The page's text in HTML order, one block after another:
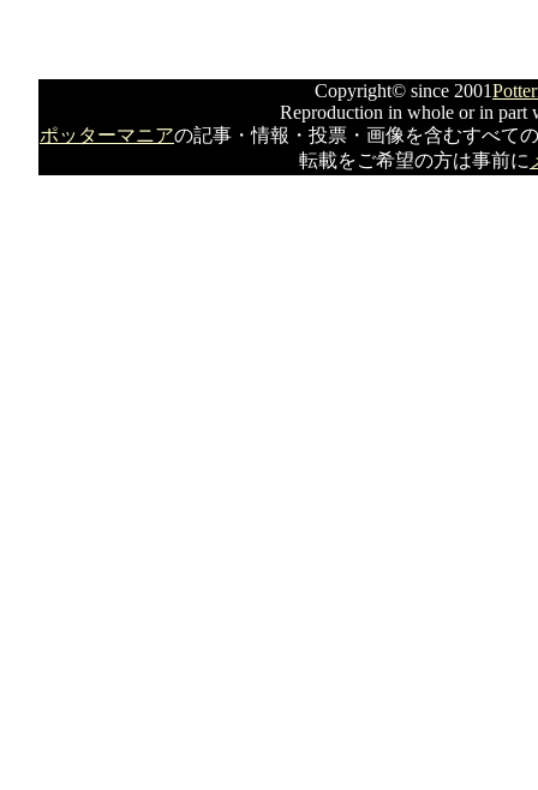
Copyright© since 2001
Reproduction in whole or in part
ポッターマニアの記事・情報・投票・画像を含むすべて
転載をご希望の方は事前に